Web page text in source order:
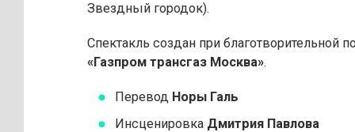
Звездный городок).
Спектакль создан при благотворительной
«Газпром трансгаз Москва».
Перевод Норы Галь
Инсценировка Дмитрия Павлова